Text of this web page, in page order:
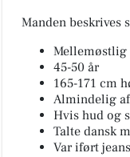
Manden beskrives
Mellemøstlig
45-50 år
165-171 cm
Almindelig
Hvis hud og
Talte dansk
Var iført